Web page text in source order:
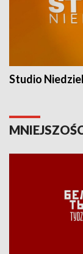
Studio